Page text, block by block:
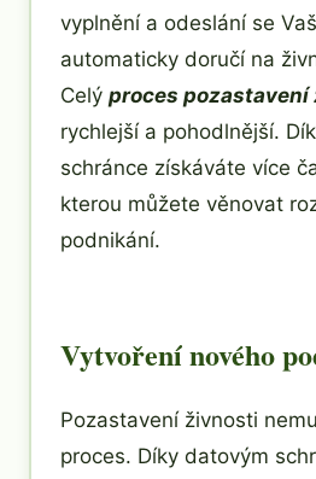
vyplnění a odeslání se
automaticky doručí na
Celý proces
rychlejší a pohodlnější.
schránce získáváte více
kterou můžete věnovat
podnikání.
Vytvoření nového
Pozastavení živnosti
proces. Díky datovým